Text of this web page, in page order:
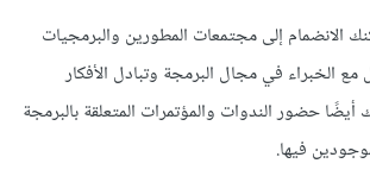
الانضمام إلى مجتمعات المطورين والبرمجيات
مع الخبراء في مجال البرمجة وتبادل الأفكار
حضور الندوات والمؤتمرات المتعلقة بالبرمجة
فيها.